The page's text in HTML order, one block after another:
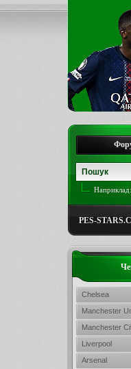
Наприклад:
PES-
Chelsea
Manchester
Manchester
Liverpool
Arsenal